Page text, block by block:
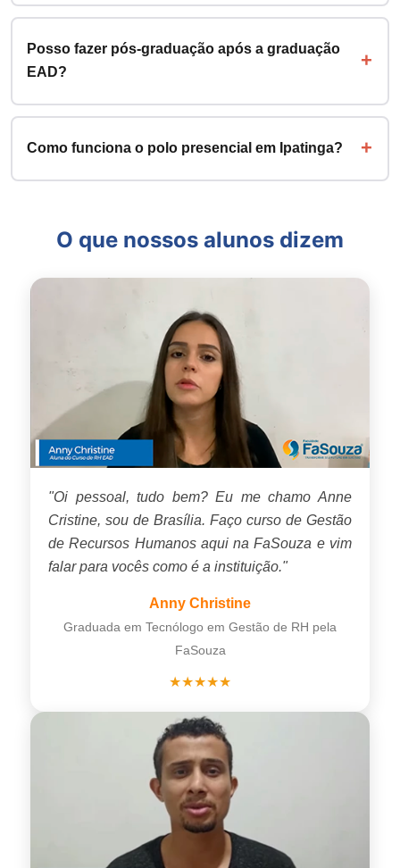
Posso fazer pós-graduação após a graduação
EAD?
Como funciona o polo presencial em Ipatinga?
O que nossos alunos dizem
"Oi pessoal, tudo bem? Eu me chamo Anne
Cristine, sou de Brasília. Faço curso de Gestão
de Recursos Humanos aqui na FaSouza e vim
falar para vocês como é a instituição."
Anny Christine
Graduada em Tecnólogo em Gestão de RH pela
FaSouza
★★★★★